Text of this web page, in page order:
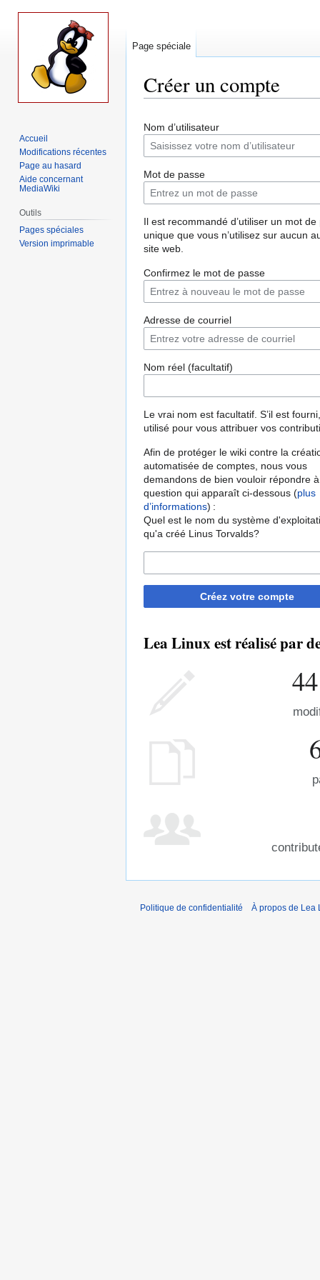
Créer un compte
à
à
Nom d’utilisateur
Mot de passe
Il est recommandé d’utiliser un mot de
unique que vous n’utilisez sur aucun
site web.
Confirmez le mot de passe
Adresse de courriel
Nom réel (facultatif)
Le vrai nom est facultatif. S’il est
utilisé pour vous attribuer vos
Afin de protéger le wiki contre la
automatisée de comptes, nous vous
demandons de bien vouloir répondre
question qui apparaît ci-dessous (plus
d’informations) :
Quel est le nom du système
qu'a créé Linus Torvalds?
Créez votre compte
Lea Linux est réalisé par
Page spéciale
Accueil
Modifications récentes
Page au hasard
Aide concernant
MediaWiki
Outils
Pages spéciales
Version imprimable
Politique de confidentialité À propos de Lea